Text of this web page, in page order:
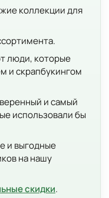
коллекции для
люди, которые
и скрапбукингом
и самый
использовали бы
и выгодные
на нашу
скидки.